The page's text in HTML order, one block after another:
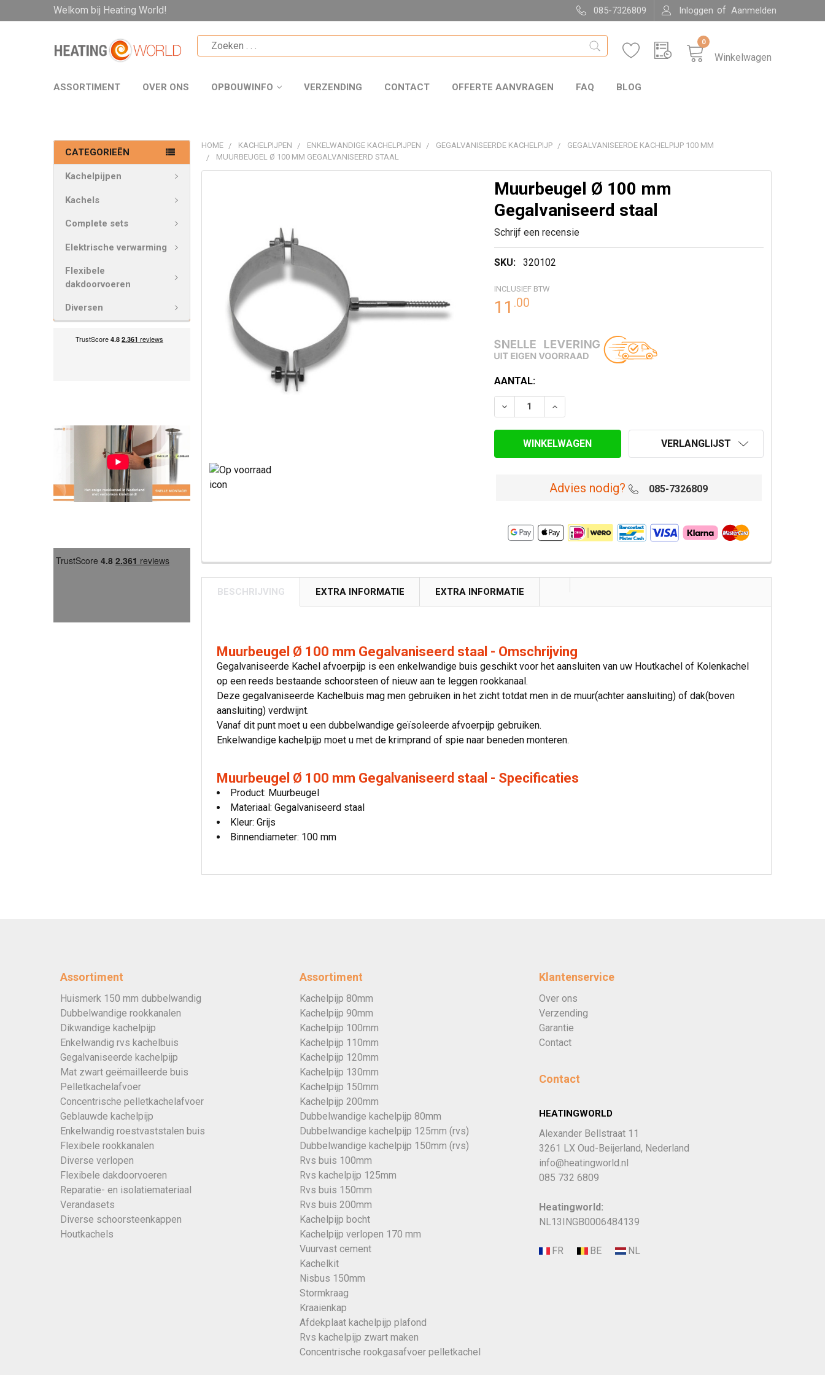
Welkom bij Heating World! 085-7326809 Inloggen of Aanmelden
Winkelwagen
0
ASSORTIMENT OVER ONS OPBOUWINFO VERZENDING CONTACT OFFERTE AANVRAGEN FAQ BLOG
CATEGORIEËN
Kachelpijpen
Kachels
Complete sets
Elektrische verwarming
Flexibele
dakdoorvoeren
Diversen
HOME KACHELPIJPEN ENKELWANDIGE KACHELPIJPEN GEGALVANISEERDE KACHELPIJP
GEGALVANISEERDE KACHELPIJP 100 MM
MUURBEUGEL Ø 100 MM GEGALVANISEERD STAAL
Muurbeugel Ø 100 mm
Gegalvaniseerd staal
Schrijf een recensie
SKU: 320102
INCLUSIEF BTW
11 .00
HUIDIGE
VOORRAAD:
AANTAL:
VERLAAG AANTAL VAN MUURBEUGEL Ø 100 MM GEGALVANISEERD
VERHOOG AANTAL VAN MUURBEUGEL Ø 100 MM
VERLANGLIJST
Advies nodig? 085-7326809
GESELECTEERDE
TOE AAN
WINKELWAGEN
BESCHRIJVING EXTRA INFORMATIE EXTRA INFORMATIE
Muurbeugel Ø 100 mm Gegalvaniseerd staal - Omschrijving
Gegalvaniseerde Kachel afvoerpijp is een enkelwandige buis geschikt voor het aansluiten van uw Houtkachel of Kolenkachel
op een reeds bestaande schoorsteen of nieuw aan te leggen rookkanaal.
Deze gegalvaniseerde Kachelbuis mag men gebruiken in het zicht totdat men in de muur(achter aansluiting) of dak(boven
aansluiting) verdwijnt.
Vanaf dit punt moet u een dubbelwandige geïsoleerde afvoerpijp gebruiken.
Enkelwandige kachelpijp moet u met de krimprand of spie naar beneden monteren.
Muurbeugel Ø 100 mm Gegalvaniseerd staal - Specificaties
Product: Muurbeugel
Materiaal: Gegalvaniseerd staal
Kleur: Grijs
Binnendiameter: 100 mm
Assortiment
Huismerk 150 mm dubbelwandig
Dubbelwandige rookkanalen
Dikwandige kachelpijp
Enkelwandig rvs kachelbuis
Gegalvaniseerde kachelpijp
Mat zwart geëmailleerde buis
Pelletkachelafvoer
Concentrische pelletkachelafvoer
Geblauwde kachelpijp
Enkelwandig roestvaststalen buis
Flexibele rookkanalen
Diverse verlopen
Flexibele dakdoorvoeren
Reparatie- en isolatiemateriaal
Verandasets
Diverse schoorsteenkappen
Houtkachels
Assortiment
Kachelpijp 80mm
Kachelpijp 90mm
Kachelpijp 100mm
Kachelpijp 110mm
Kachelpijp 120mm
Kachelpijp 130mm
Kachelpijp 150mm
Kachelpijp 200mm
Dubbelwandige kachelpijp 80mm
Dubbelwandige kachelpijp 125mm (rvs)
Dubbelwandige kachelpijp 150mm (rvs)
Rvs buis 100mm
Rvs kachelpijp 125mm
Rvs buis 150mm
Rvs buis 200mm
Kachelpijp bocht
Kachelpijp verlopen 170 mm
Vuurvast cement
Kachelkit
Nisbus 150mm
Stormkraag
Kraaienkap
Afdekplaat kachelpijp plafond
Rvs kachelpijp zwart maken
Concentrische rookgasafvoer pelletkachel
Klantenservice
Over ons
Verzending
Garantie
Contact
Contact
HEATINGWORLD
Alexander Bellstraat 11
3261 LX Oud-Beijerland, Nederland
info@heatingworld.nl
085 732 6809
Heatingworld:
NL13INGB0006484139